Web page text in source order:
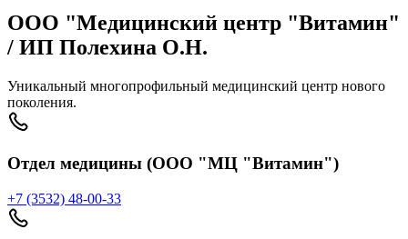
ООО "Медицинский центр "Витамин"
/ ИП Полехина О.Н.
Уникальный многопрофильный медицинский центр нового
поколения.
Отдел медицины (ООО "МЦ "Витамин")
+7 (3532) 48-00-33